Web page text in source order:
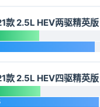
款 2.5L HEV两驱精英版
款 2.5L HEV四驱精英版